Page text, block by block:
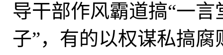
导干部作风霸道搞“一
子”，有的以权谋私搞